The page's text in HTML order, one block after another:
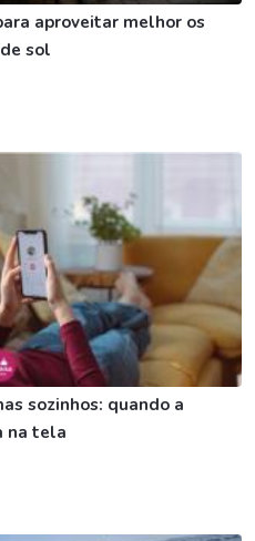
aproveitar melhor os
sol
sozinhos: quando a
na tela